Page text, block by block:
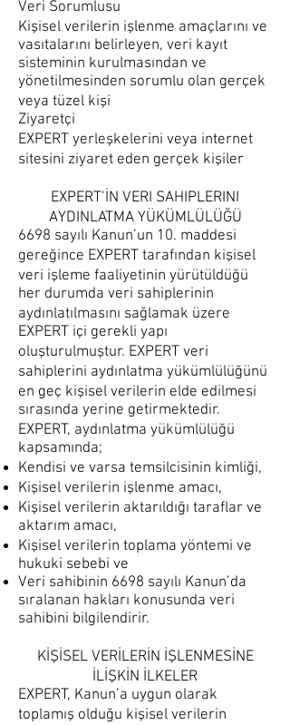
Veri Sorumlusu
Kişisel verilerin işlenme amaçlarını ve
vasıtalarını belirleyen, veri kayıt
sisteminin kurulmasından ve
yönetilmesinden sorumlu olan gerçek
veya tüzel kişi
Ziyaretçi
EXPERT yerleşkelerini veya internet
sitesini ziyaret eden gerçek kişiler
EXPERT’İN VERI SAHIPLERINI
AYDINLATMA YÜKÜMLÜLÜĞÜ
6698 sayılı Kanun’un 10. maddesi
gereğince EXPERT tarafından kişisel
veri işleme faaliyetinin yürütüldüğü
her durumda veri sahiplerinin
aydınlatılmasını sağlamak üzere
EXPERT içi gerekli yapı
oluşturulmuştur. EXPERT veri
sahiplerini aydınlatma yükümlülüğünü
en geç kişisel verilerin elde edilmesi
sırasında yerine getirmektedir.
EXPERT, aydınlatma yükümlülüğü
kapsamında;
Kendisi ve varsa temsilcisinin kimliği,
Kişisel verilerin işlenme amacı,
Kişisel verilerin aktarıldığı taraflar ve
aktarım amacı,
Kişisel verilerin toplama yöntemi ve
hukuki sebebi ve
Veri sahibinin 6698 sayılı Kanun’da
sıralanan hakları konusunda veri
sahibini bilgilendirir.
KİŞİSEL VERİLERİN İŞLENMESİNE
İLİŞKİN İLKELER
EXPERT, Kanun’a uygun olarak
toplamış olduğu kişisel verilerin